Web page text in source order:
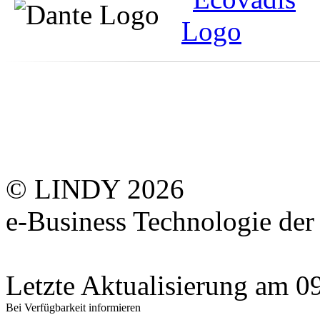
© LINDY 2026
e-Business Technologie
Letzte Aktualisierung am
Bei Verfügbarkeit informieren